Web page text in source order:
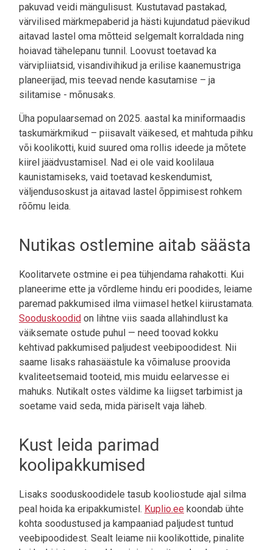
pakuvad veidi mängulisust. Kustutavad pastakad,
värvilised märkmepaberid ja hästi kujundatud päevikud
aitavad lastel oma mõtteid selgemalt korraldada ning
hoiavad tähelepanu tunnil. Loovust toetavad ka
värvipliiatsid, visandivihikud ja erilise kaanemustriga
planeerijad, mis teevad nende kasutamise – ja
silitamise - mõnusaks.
Üha populaarsemad on 2025. aastal ka miniformaadis
taskumärkmikud – piisavalt väikesed, et mahtuda pihku
või koolikotti, kuid suured oma rollis ideede ja mõtete
kiirel jäädvustamisel. Nad ei ole vaid koolilaua
kaunistamiseks, vaid toetavad keskendumist,
väljendusoskust ja aitavad lastel õppimisest rohkem
rõõmu leida.
Nutikas ostlemine aitab säästa
Koolitarvete ostmine ei pea tühjendama rahakotti. Kui
planeerime ette ja võrdleme hindu eri poodides, leiame
paremad pakkumised ilma viimasel hetkel kiirustamata.
Sooduskoodid on lihtne viis saada allahindlust ka
väiksemate ostude puhul — need toovad kokku
kehtivad pakkumised paljudest veebipoodidest. Nii
saame lisaks rahasäästule ka võimaluse proovida
kvaliteetsemaid tooteid, mis muidu eelarvesse ei
mahuks. Nutikalt ostes väldime ka liigset tarbimist ja
soetame vaid seda, mida päriselt vaja läheb.
Kust leida parimad
koolipakkumised
Lisaks sooduskoodidele tasub kooliostude ajal silma
peal hoida ka eripakkumistel. Kuplio.ee koondab ühte
kohta soodustused ja kampaaniad paljudest tuntud
veebipoodidest. Sealt leiame nii koolikottide, pinalite